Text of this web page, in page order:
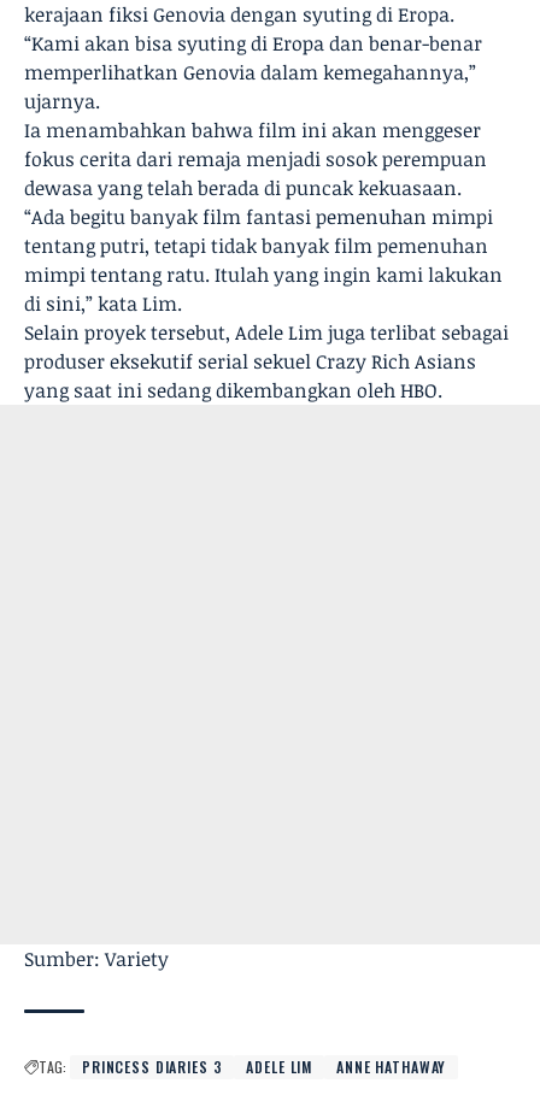
kerajaan fiksi Genovia dengan syuting di Eropa.
“Kami akan bisa syuting di Eropa dan benar-benar
memperlihatkan Genovia dalam kemegahannya,”
ujarnya.
Ia menambahkan bahwa film ini akan menggeser
fokus cerita dari remaja menjadi sosok perempuan
dewasa yang telah berada di puncak kekuasaan.
“Ada begitu banyak film fantasi pemenuhan mimpi
tentang putri, tetapi tidak banyak film pemenuhan
mimpi tentang ratu. Itulah yang ingin kami lakukan
di sini,” kata Lim.
Selain proyek tersebut, Adele Lim juga terlibat sebagai
produser eksekutif serial sekuel Crazy Rich Asians
yang saat ini sedang dikembangkan oleh HBO.
Sumber: Variety
TAG: PRINCESS DIARIES 3 ADELE LIM ANNE HATHAWAY